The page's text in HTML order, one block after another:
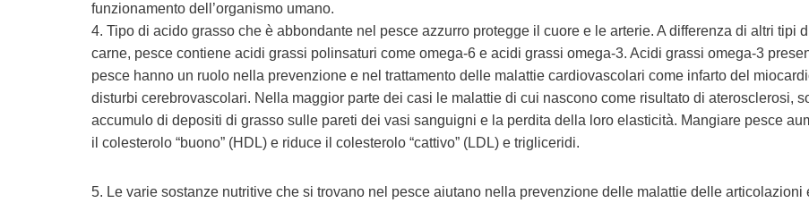
funzionamento dell’organismo umano.
4. Tipo di acido grasso che è abbondante nel pesce azzurro protegge il cuore e le arterie. A differenza di altri tipi
carne, pesce contiene acidi grassi polinsaturi come omega-6 e acidi grassi omega-3. Acidi grassi omega-3
pesce hanno un ruolo nella prevenzione e nel trattamento delle malattie cardiovascolari come infarto del
disturbi cerebrovascolari. Nella maggior parte dei casi le malattie di cui nascono come risultato di aterosclerosi,
accumulo di depositi di grasso sulle pareti dei vasi sanguigni e la perdita della loro elasticità. Mangiare pesce
il colesterolo “buono” (HDL) e riduce il colesterolo “cattivo” (LDL) e trigliceridi.
5. Le varie sostanze nutritive che si trovano nel pesce aiutano nella prevenzione delle malattie delle articolazioni